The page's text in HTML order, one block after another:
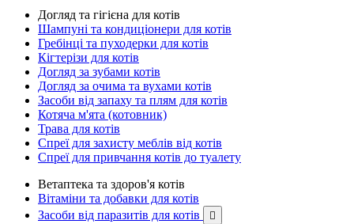
Догляд та гігієна для котів
Шампуні та кондиціонери для котів
Гребінці та пуходерки для котів
Кігтерізи для котів
Догляд за зубами котів
Догляд за очима та вухами котів
Засоби від запаху та плям для котів
Котяча м'ята (котовник)
Трава для котів
Спреї для захисту меблів від котів
Спреї для привчання котів до туалету
Ветаптека та здоров'я котів
Вітаміни та добавки для котів
Засоби від паразитів для котів
